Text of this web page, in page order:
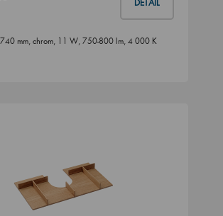
DETAIL
740 mm, chrom, 11 W, 750-800 lm, 4 000 K